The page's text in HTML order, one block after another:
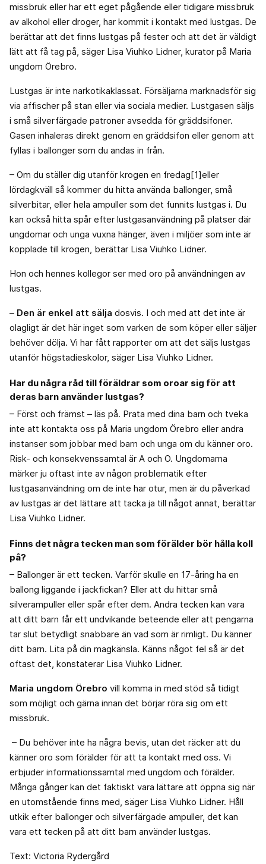
missbruk eller har ett eget pågående eller tidigare missbruk
av alkohol eller droger, har kommit i kontakt med lustgas. De
berättar att det finns lustgas på fester och att det är väldigt
lätt att få tag på, säger Lisa Viuhko Lidner, kurator på Maria
ungdom Örebro.
Lustgas är inte narkotikaklassat. Försäljarna marknadsför sig
via affischer på stan eller via sociala medier. Lustgasen säljs
i små silverfärgade patroner avsedda för gräddsifoner.
Gasen inhaleras direkt genom en gräddsifon eller genom att
fyllas i ballonger som du andas in från.
– Om du ställer dig utanför krogen en fredag[1]eller
lördagkväll så kommer du hitta använda ballonger, små
silverbitar, eller hela ampuller som det funnits lustgas i. Du
kan också hitta spår efter lustgasanvändning på platser där
ungdomar och unga vuxna hänger, även i miljöer som inte är
kopplade till krogen, berättar Lisa Viuhko Lidner.
Hon och hennes kollegor ser med oro på användningen av
lustgas.
– Den är enkel att sälja dosvis. I och med att det inte är
olagligt är det här inget som varken de som köper eller säljer
behöver dölja. Vi har fått rapporter om att det säljs lustgas
utanför högstadieskolor, säger Lisa Viuhko Lidner.
Har du några råd till föräldrar som oroar sig för att
deras barn använder lustgas?
– Först och främst – läs på. Prata med dina barn och tveka
inte att kontakta oss på Maria ungdom Örebro eller andra
instanser som jobbar med barn och unga om du känner oro.
Risk- och konsekvenssamtal är A och O. Ungdomarna
märker ju oftast inte av någon problematik efter
lustgasanvändning om de inte har otur, men är du påverkad
av lustgas är det lättare att tacka ja till något annat, berättar
Lisa Viuhko Lidner.
Finns det några tecken man som förälder bör hålla koll
på?
– Ballonger är ett tecken. Varför skulle en 17-åring ha en
ballong liggande i jackfickan? Eller att du hittar små
silverampuller eller spår efter dem. Andra tecken kan vara
att ditt barn får ett undvikande beteende eller att pengarna
tar slut betydligt snabbare än vad som är rimligt. Du känner
ditt barn. Lita på din magkänsla. Känns något fel så är det
oftast det, konstaterar Lisa Viuhko Lidner.
Maria ungdom Örebro vill komma in med stöd så tidigt
som möjligt och gärna innan det börjar röra sig om ett
missbruk.
– Du behöver inte ha några bevis, utan det räcker att du
känner oro som förälder för att ta kontakt med oss. Vi
erbjuder informationssamtal med ungdom och förälder.
Många gånger kan det faktiskt vara lättare att öppna sig när
en utomstående finns med, säger Lisa Viuhko Lidner. Håll
utkik efter ballonger och silverfärgade ampuller, det kan
vara ett tecken på att ditt barn använder lustgas.
Text: Victoria Rydergård